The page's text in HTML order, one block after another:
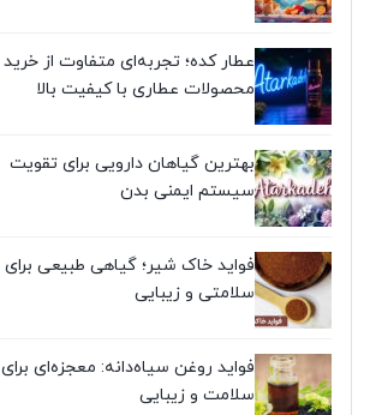
عطار کده؛ تجربه‌ای متفاوت از خرید
محصولات عطاری با کیفیت بالا
بهترین گیاهان دارویی برای تقویت
سیستم ایمنی بدن
فواید خاک شیر؛ گیاهی طبیعی برای
سلامتی و زیبایی
فواید روغن سیاه‌دانه: معجزه‌ای برای
سلامت و زیبایی